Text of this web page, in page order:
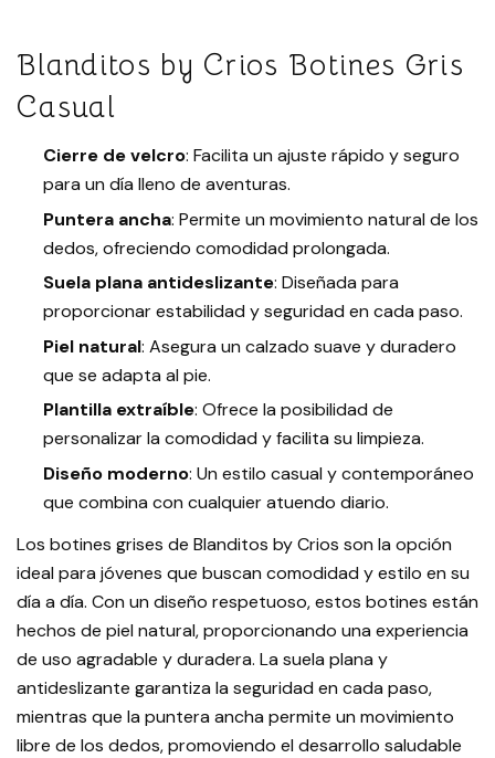
Blanditos by Crios Botines Gris
Casual
Cierre de velcro: Facilita un ajuste rápido y seguro
para un día lleno de aventuras.
Puntera ancha: Permite un movimiento natural de los
dedos, ofreciendo comodidad prolongada.
Suela plana antideslizante: Diseñada para
proporcionar estabilidad y seguridad en cada paso.
Piel natural: Asegura un calzado suave y duradero
que se adapta al pie.
Plantilla extraíble: Ofrece la posibilidad de
personalizar la comodidad y facilita su limpieza.
Diseño moderno: Un estilo casual y contemporáneo
que combina con cualquier atuendo diario.
Los botines grises de Blanditos by Crios son la opción
ideal para jóvenes que buscan comodidad y estilo en su
día a día. Con un diseño respetuoso, estos botines están
hechos de piel natural, proporcionando una experiencia
de uso agradable y duradera. La suela plana y
antideslizante garantiza la seguridad en cada paso,
mientras que la puntera ancha permite un movimiento
libre de los dedos, promoviendo el desarrollo saludable